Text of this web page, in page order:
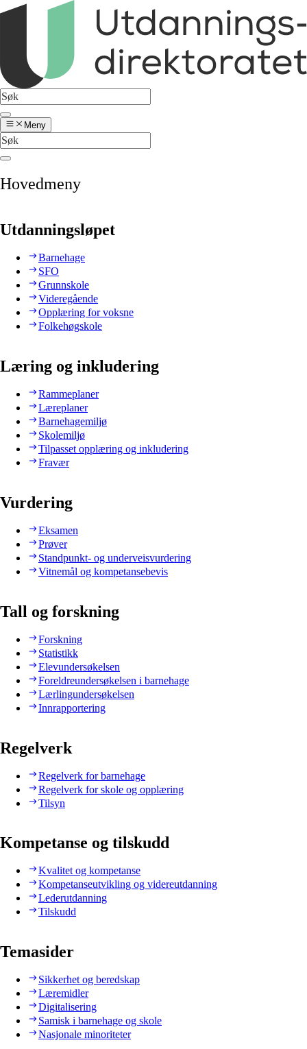
Meny
Hovedmeny
Utdanningsløpet
Barnehage
SFO
Grunnskole
Videregående
Opplæring for voksne
Folkehøgskole
Læring og inkludering
Rammeplaner
Læreplaner
Barnehagemiljø
Skolemiljø
Tilpasset opplæring og inkludering
Fravær
Vurdering
Eksamen
Prøver
Standpunkt- og underveisvurdering
Vitnemål og kompetansebevis
Tall og forskning
Forskning
Statistikk
Elevundersøkelsen
Foreldreundersøkelsen i barnehage
Lærlingundersøkelsen
Innrapportering
Regelverk
Regelverk for barnehage
Regelverk for skole og opplæring
Tilsyn
Kompetanse og tilskudd
Kvalitet og kompetanse
Kompetanseutvikling og videreutdanning
Lederutdanning
Tilskudd
Temasider
Sikkerhet og beredskap
Læremidler
Digitalisering
Samisk i barnehage og skole
Nasjonale minoriteter